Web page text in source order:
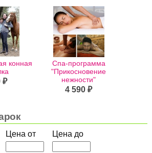
конная
₽
Спа-программа
"Прикосновение
нежности"
4 590 ₽
Цена от Цена до